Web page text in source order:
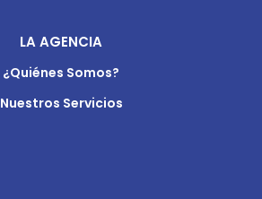
LA AGENCIA
¿Quiénes Somos?
Nuestros Servicios